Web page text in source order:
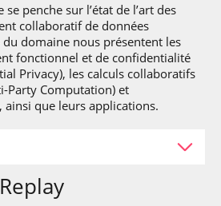
penche sur l’état de l’art des
collaboratif de données
du domaine nous présentent les
fonctionnel et de confidentialité
Privacy), les calculs collaboratifs
Party Computation) et
ainsi que leurs applications.